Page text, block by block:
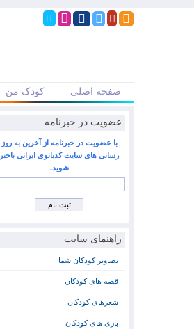
صفحه اصلی کودک من
عضویت در خبرنامه
با عضویت در خبرنامه از آخرین به روز
رسانی های سایت کدبانوی ایرانی باخبر
شوید.
راهنمای سایت
تصاویر کودکان شما
قصه های کودکان
شعرهای کودکان
بازی های کودکان